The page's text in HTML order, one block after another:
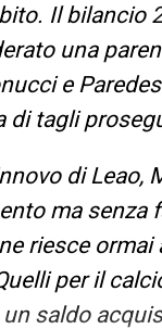
Il bilancio
una
e
di tagli
di Leao,
ma senza
riesce
per il
saldo